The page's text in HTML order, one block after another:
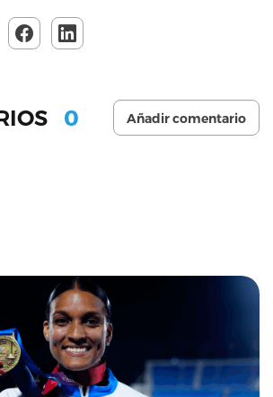
0 Añadir comentario